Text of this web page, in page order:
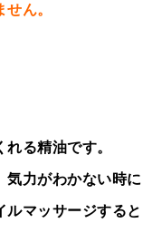
ん。
れる精油です。
がわかない時に
ッサージすると